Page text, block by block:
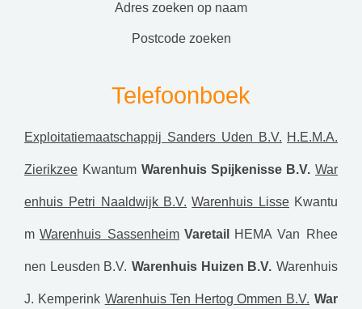
adres zoeken op naam
postcode zoeken
Telefoonboek
Exploitatiemaatschappij Sanders Uden B.V. H.E.M.A.
Zierikzee Kwantum Warenhuis Spijkenisse B.V. War
enhuis Petri Naaldwijk B.V. Warenhuis Lisse Kwantu
m Warenhuis Sassenheim Varetail HEMA Van Rhee
nen Leusden B.V. Warenhuis Huizen B.V. Warenhuis
J. Kemperink Warenhuis Ten Hertog Ommen B.V. War